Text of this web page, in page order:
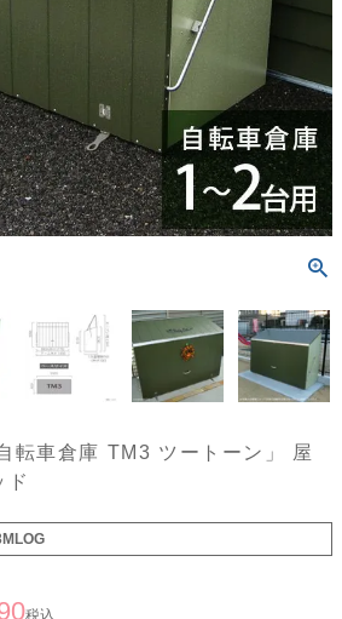
転車倉庫 TM3 ツートーン」 屋
ド
税込